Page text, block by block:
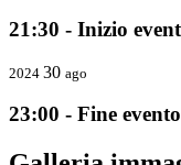
21:30 - Inizio
2024 30 ago
23:00 - Fine evento